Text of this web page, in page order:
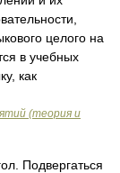
целого на
в учебных
как
(теория и
Подвергаться